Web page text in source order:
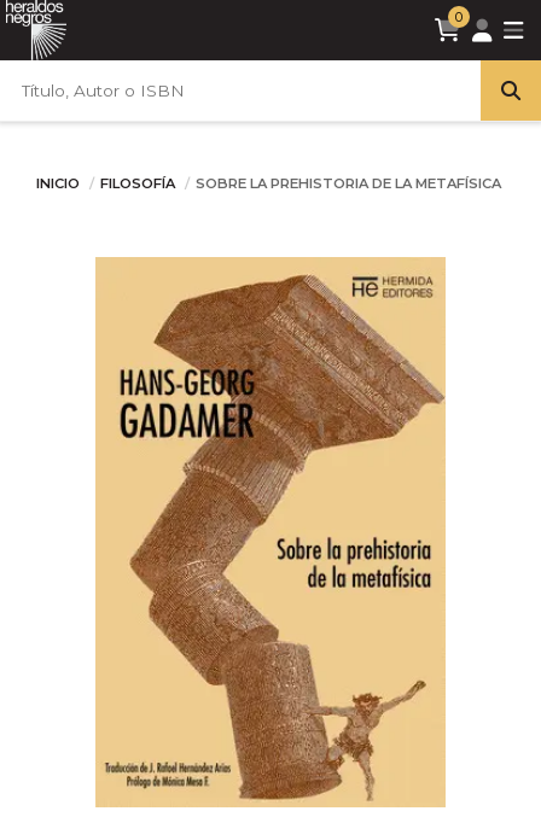
0
INICIO FILOSOFÍA SOBRE LA PREHISTORIA DE LA METAFÍSICA